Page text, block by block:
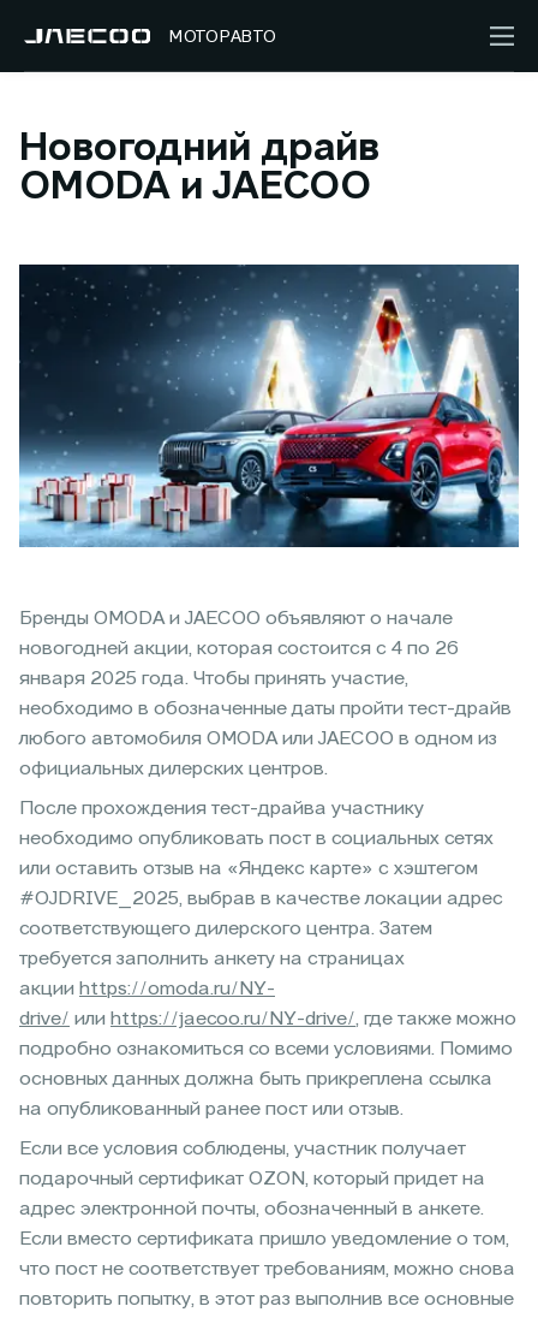
МОТОРАВТО
Новогодний драйв
OMODA и JAECOO
Бренды OMODA и JAECOO объявляют о начале
новогодней акции, которая состоится с 4 по 26
января 2025 года. Чтобы принять участие,
необходимо в обозначенные даты пройти тест-драйв
любого автомобиля OMODA или JAECOO в одном из
официальных дилерских центров.
После прохождения тест-драйва участнику
необходимо опубликовать пост в социальных сетях
или оставить отзыв на «Яндекс карте» с хэштегом
#OJDRIVE_2025, выбрав в качестве локации адрес
соответствующего дилерского центра. Затем
требуется заполнить анкету на страницах
акции https://omoda.ru/NY-
drive/ или https://jaecoo.ru/NY-drive/, где также можно
подробно ознакомиться со всеми условиями. Помимо
основных данных должна быть прикреплена ссылка
на опубликованный ранее пост или отзыв.
Если все условия соблюдены, участник получает
подарочный сертификат OZON, который придет на
адрес электронной почты, обозначенный в анкете.
Если вместо сертификата пришло уведомление о том,
что пост не соответствует требованиям, можно снова
повторить попытку, в этот раз выполнив все основные